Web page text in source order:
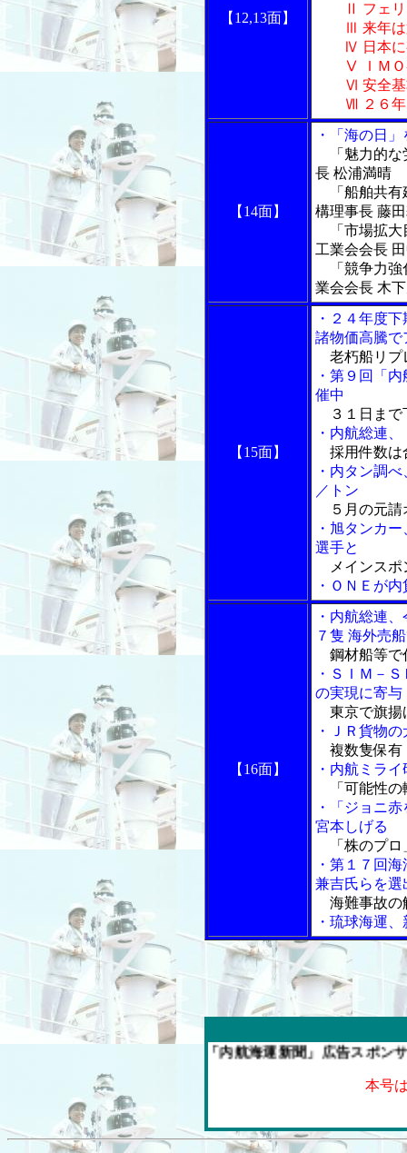
【12,13面】
Ⅱ フェリー
Ⅲ 来年は第
Ⅳ 日本に有
Ⅴ ＩＭＯ各
Ⅵ 安全基準
Ⅶ ２６年ご
【14面】
・「海の日
「魅力的な
長 松浦満晴
「船舶共有
構理事長 藤
「市場拡大
工業会会長
「競争力強
業会会長 木
【15面】
・２４年度
諸物価高騰で
老朽船リプ
・第９回「
催中
３１日まで
・内航総連
採用件数は
・内タン調
／トン
５月の元請
・旭タンカ
選手と
メインスポ
・ＯＮＥが
【16面】
・内航総連
７隻 海外売
鋼材船等で
・ＳＩＭ－
の実現に寄与
東京で旗揚
・ＪＲ貨物
複数隻保有
・内航ミラ
「可能性の
・「ジョニ
宮本しげる
「株のプロ
・第１７回
兼吉氏らを選
海難事故の
・琉球海運
今週の「内航海運新聞」広告スポンサー企業
本号